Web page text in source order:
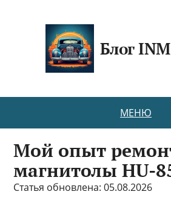
Блог
МЕНЮ
Мой опыт
магнитолы HU-
Статья обновлена: 05.08.2026